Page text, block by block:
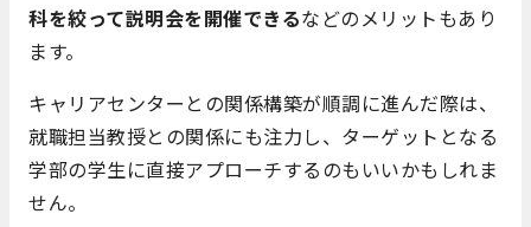
科を絞って説明会を開催できるなどのメリットもあり
ます。
キャリアセンターとの関係構築が順調に進んだ際は、
就職担当教授との関係にも注力し、ターゲットとなる
学部の学生に直接アプローチするのもいいかもしれま
せん。